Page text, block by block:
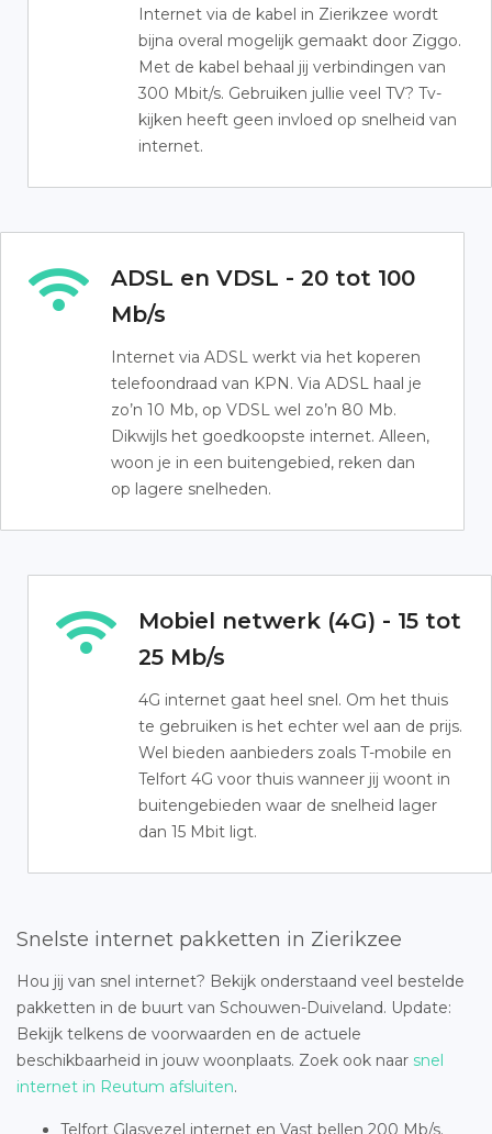
Internet via de kabel in Zierikzee wordt
bijna overal mogelijk gemaakt door Ziggo.
Met de kabel behaal jij verbindingen van
300 Mbit/s. Gebruiken jullie veel TV? Tv-
kijken heeft geen invloed op snelheid van
internet.
ADSL en VDSL - 20 tot 100
Mb/s
Internet via ADSL werkt via het koperen
telefoondraad van KPN. Via ADSL haal je
zo’n 10 Mb, op VDSL wel zo’n 80 Mb.
Dikwijls het goedkoopste internet. Alleen,
woon je in een buitengebied, reken dan
op lagere snelheden.
Mobiel netwerk (4G) - 15 tot
25 Mb/s
4G internet gaat heel snel. Om het thuis
te gebruiken is het echter wel aan de prijs.
Wel bieden aanbieders zoals T-mobile en
Telfort 4G voor thuis wanneer jij woont in
buitengebieden waar de snelheid lager
dan 15 Mbit ligt.
Snelste internet pakketten in Zierikzee
Hou jij van snel internet? Bekijk onderstaand veel bestelde
pakketten in de buurt van Schouwen-Duiveland. Update:
Bekijk telkens de voorwaarden en de actuele
beschikbaarheid in jouw woonplaats. Zoek ook naar snel
internet in Reutum afsluiten.
Telfort Glasvezel internet en Vast bellen 200 Mb/s.